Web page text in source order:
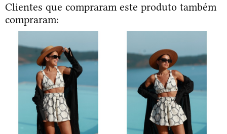
Clientes que compraram este produto também
compraram: